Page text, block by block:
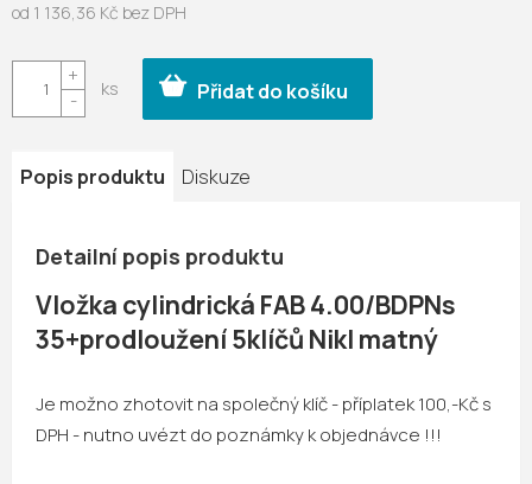
od 1 136,36 Kč bez DPH
cena:
Přidat do košíku
Popis produktu Diskuze
Detailní popis produktu
Vložka cylindrická FAB 4.00/BDPNs
35+prodloužení 5klíčů Nikl matný
Je možno zhotovit na společný klíč - příplatek 100,-Kč s
DPH - nutno uvézt do poznámky k objednávce !!!